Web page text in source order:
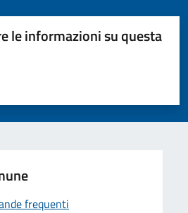
le informazioni su questa
stelle su 5
su 5
5
frequenti